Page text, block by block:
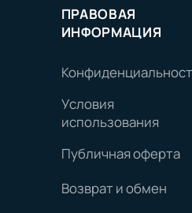
ПРАВОВАЯ
ИНФОРМАЦИЯ
Условия
использования
Публичная оферта
Возврат и обмен